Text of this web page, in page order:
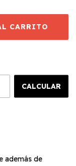
CALCULAR
además de